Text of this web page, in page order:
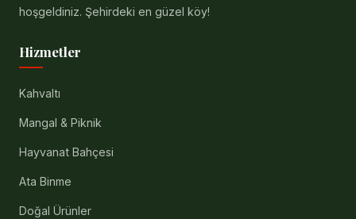
hoşgeldiniz. Şehirdeki en güzel köy!
Hizmetler
Kahvaltı
Mangal & Piknik
Hayvanat Bahçesi
Ata Binme
Doğal Ürünler